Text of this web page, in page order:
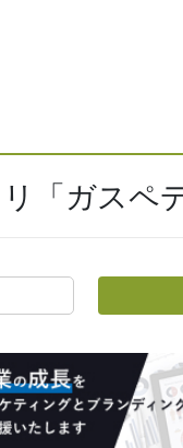
「ガスペ